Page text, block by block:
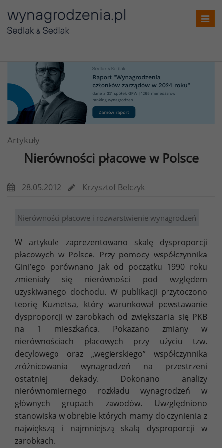
Artykuły
Nierówności płacowe w Polsce
28.05.2012 Krzysztof Belczyk
Nierówności płacowe i rozwarstwienie wynagrodzeń
W artykule zaprezentowano skalę dysproporcji
płacowych w Polsce. Przy pomocy współczynnika
Gini’ego porównano jak od początku 1990 roku
zmieniały się nierówności pod względem
uzyskiwanego dochodu. W publikacji przytoczono
teorię Kuznetsa, który warunkował powstawanie
dysproporcji w zarobkach od zwiększania się PKB
na 1 mieszkańca. Pokazano zmiany w
nierównościach płacowych przy użyciu tzw.
decylowego oraz „węgierskiego” współczynnika
zróżnicowania wynagrodzeń na przestrzeni
ostatniej dekady. Dokonano analizy
nierównomiernego rozkładu wynagrodzeń w
głównych grupach zawodów. Uwzględniono
stanowiska w obrębie których mamy do czynienia z
największą i najmniejszą skalą dysproporcji w
zarobkach.